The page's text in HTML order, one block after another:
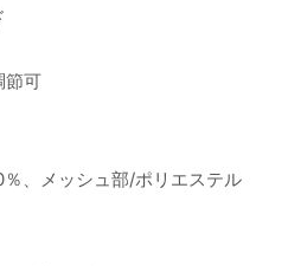
節可
、メッシュ部/ポリエステル